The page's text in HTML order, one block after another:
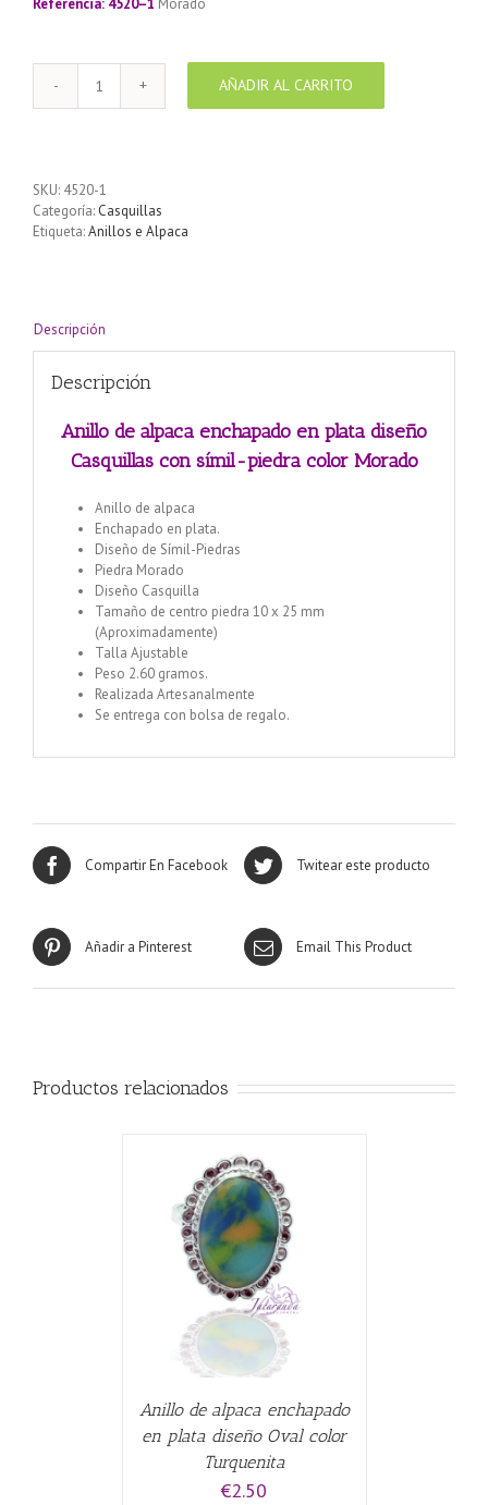
Anillo
de
plata
diseño
Casquillas
AÑADIR AL CARRITO
SKU: 4520-1
Categoría: Casquillas
Etiqueta:Anillos e Alpaca
Descripción
Descripción
Anillo de alpaca enchapado en plata diseño
Casquillas con símil-piedra color Morado
Anillo de alpaca
Enchapado en plata.
Diseño de Símil-Piedras
Piedra Morado
Diseño Casquilla
Tamaño de centro piedra 10 x 25 mm
(Aproximadamente)
Talla Ajustable
Peso 2.60 gramos.
Realizada Artesanalmente
Se entrega con bolsa de regalo.
Compartir En Facebook Twitear este producto
Añadir a Pinterest Email This Product
Productos relacionados
Anillo de alpaca enchapado
en plata diseño Oval color
Turquenita
€2.50